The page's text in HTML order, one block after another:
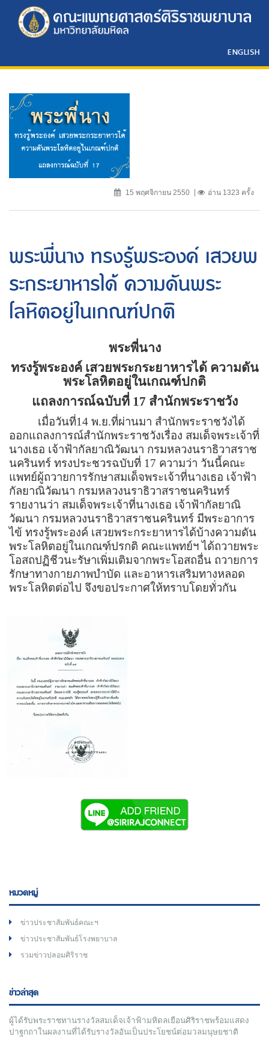
ENGLISH
15 พฤศจิกายน 2550 อ่าน 1323 ครั้ง
พระพี่นาง ทรงรู้พระองค์ เสวยพ
ระกระยาหารได้ ความดันพระ
โลหิตอยู่ในเกณฑ์ปกติ
พระพี่นาง
ทรงรู้พระองค์ เสวยพระกระยาหารได้ ความดัน
พระโลหิตอยู่ในเกณฑ์ปกติ
แถลงการณ์ฉบับที่ 17 สำนักพระราชวัง
เมื่อวันที่14 พ.ย.ที่ผ่านมา สำนักพระราชวังได้
ออกแถลงการณ์สำนักพระราชวังเรื่อง สมเด็จพระเจ้าที่
นางเธอ เจ้าฟ้ากัลยาณิวัฒนา กรมหลวงนราธิวาสราช
นครินทร์ ทรงประชวรฉบับที่ 17 ความว่า วันนี้คณะ
แพทย์ผู้ถวายการรักษาสมเด็จพระเจ้าที่นางเธอ เจ้าฟ้า
กัลยาณิวัฒนา กรมหลวงนราธิวาสราชนครินทร์
รายงานว่า สมเด็จพระเจ้าที่นางเธอ เจ้าฟ้ากัลยาณิ
วัฒนา กรมหลวงนราธิวาสราชนครินทร์ มีพระอาการ
ไข้ ทรงรู้พระองค์ เสวยพระกระยาหารได้บ้างความดัน
พระโลหิตอยู่ในเกณฑ์ปรกติ คณะแพทย์ฯ ได้ถวายพระ
โอสถปฏิชีวนะรัษาเพิ่มเติมจากพระโอสถอื่น ถวายการ
รักษาทางกายภาพบำบัด และอาหารเสริมทางหลอด
พระโลหิตต่อไป จึงขอประกาศให้ทราบโดยทั่วกัน
หมวดหมู่
ข่าวประชาสัมพันธ์คณะฯ
ข่าวประชาสัมพันธ์โรงพยาบาล
รวมข่าวปลอมศิริราช
ข่าวล่าสุด
ผู้ได้รับพระราชทานรางวัลสมเด็จเจ้าฟ้ามหิดลเยือนศิริราชพร้อมแสดง
ปาฐกถาในผลงานที่ได้รับรางวัลอันเป็นประโยชน์ต่อมวลมนุษยชาติ